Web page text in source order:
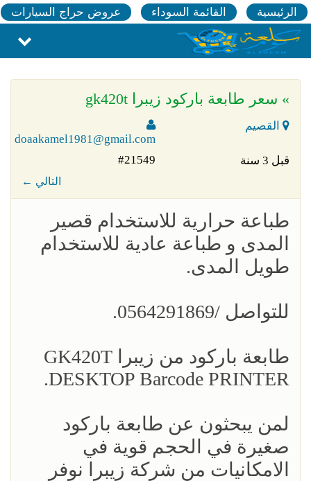
الرئيسية القائمة السوداء عروض حراج السيارات
» سعر طابعة باركود زيبرا gk420t
القصيم
doaakamel1981@gmail.com
قبل 3 سنة
#21549
← التالي
طباعة حرارية للاستخدام قصير
المدى و طباعة عادية للاستخدام
طويل المدى.
للتواصل /0564291869.
طابعة باركود من زيبرا GK420T
DESKTOP Barcode PRINTER.
لمن يبحثون عن طابعة باركود
صغيرة في الحجم قوية في
الامكانيات من شركة زيبرا نوفر